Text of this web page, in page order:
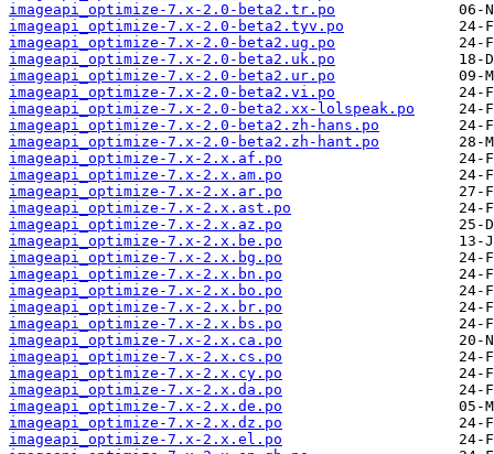
imageapi_optimize-7.x-2.0-beta2.tr.po
imageapi_optimize-7.x-2.0-beta2.tyv.po
imageapi_optimize-7.x-2.0-beta2.ug.po
imageapi_optimize-7.x-2.0-beta2.uk.po
imageapi_optimize-7.x-2.0-beta2.ur.po
imageapi_optimize-7.x-2.0-beta2.vi.po
imageapi_optimize-7.x-2.0-beta2.xx-lolspeak.po
imageapi_optimize-7.x-2.0-beta2.zh-hans.po
imageapi_optimize-7.x-2.0-beta2.zh-hant.po
imageapi_optimize-7.x-2.x.af.po
imageapi_optimize-7.x-2.x.am.po
imageapi_optimize-7.x-2.x.ar.po
imageapi_optimize-7.x-2.x.ast.po
imageapi_optimize-7.x-2.x.az.po
imageapi_optimize-7.x-2.x.be.po
imageapi_optimize-7.x-2.x.bg.po
imageapi_optimize-7.x-2.x.bn.po
imageapi_optimize-7.x-2.x.bo.po
imageapi_optimize-7.x-2.x.br.po
imageapi_optimize-7.x-2.x.bs.po
imageapi_optimize-7.x-2.x.ca.po
imageapi_optimize-7.x-2.x.cs.po
imageapi_optimize-7.x-2.x.cy.po
imageapi_optimize-7.x-2.x.da.po
imageapi_optimize-7.x-2.x.de.po
imageapi_optimize-7.x-2.x.dz.po
imageapi_optimize-7.x-2.x.el.po